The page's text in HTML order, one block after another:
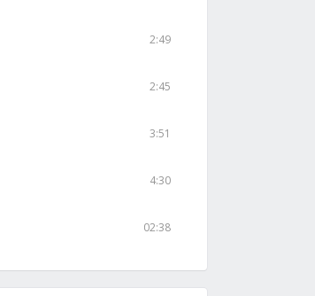
2:49
2:45
3:51
4:30
02:38